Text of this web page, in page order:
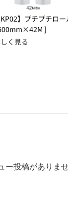
KP02】プチプチロ
]
く見る
ー投稿がありませ